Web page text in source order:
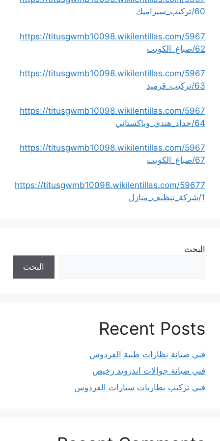
60/تركيب_سيراميك
https://titusgwmb10098.wikilentillas.com/5967
62/صباغ_الكويت
https://titusgwmb10098.wikilentillas.com/5967
63/تركيب_قرميد
https://titusgwmb10098.wikilentillas.com/5967
64/حداد_هندي_وباكستاني
https://titusgwmb10098.wikilentillas.com/5967
67/صباغ_الكويت
https://titusgwmb10098.wikilentillas.com/59677
1/شركة_تنظيف_منازل
البحث
البحث
Recent Posts
فني صيانة نظارات طبية الفردوس
فني صيانة جوالات اندرويد رخيص
فني تركيب بطاريات سيارات الفردوس